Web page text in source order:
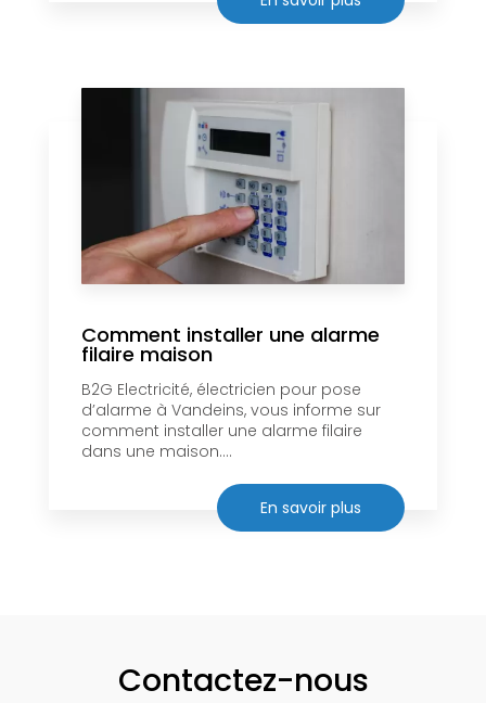
Comment installer une alarme
filaire maison
B2G Electricité, électricien pour pose
d’alarme à Vandeins, vous informe sur
comment installer une alarme filaire
dans une maison....
En savoir plus
Contactez-nous